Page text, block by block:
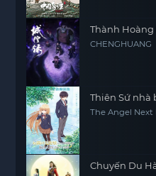
Thành Hoàng
CHENGHUANG
Thiên Sứ nhà
The Angel Next
Chuyến Du